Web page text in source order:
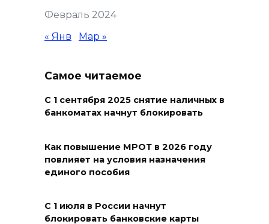
В Ростовской области более
2000 жителей бесплатно
07 августа 2026 18:38
Бесплатные путевки для 17
тысяч детей: в Ростовской
оздоровительная кампания
07 августа 2026 18:30
Судьба аварийного особняка
в донской столице
Февраль 2024
« Янв Мар »
Самое читаемое
С 1 сентября 2025 снятие наличных в
банкоматах начнут блокировать
Как повышение МРОТ в 2026 году
повлияет на условия назначения
единого пособия
С 1 июля в России начнут
блокировать банковские карты